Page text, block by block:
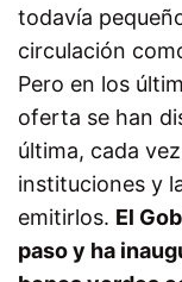
todavía
circulación
Pero en los
oferta se han
última, cada
instituciones y
emitirlos. El
paso y ha